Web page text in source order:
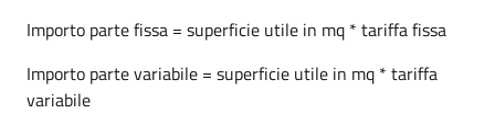
Importo parte fissa = superficie utile in mq * tariffa fissa
Importo parte variabile = superficie utile in mq * tariffa
variabile